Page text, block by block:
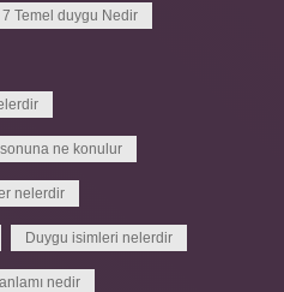
7 Temel duygu Nedir
ne konulur
nelerdir
Duygu isimleri nelerdir
nedir